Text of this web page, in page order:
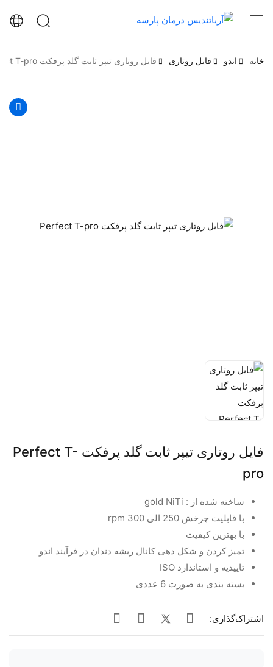
خانه اندو فایل روتاری فایل روتاری تیپر ثابت گلد پرفکت Perfect T-pro
فایل روتاری تیپر ثابت گلد پرفکت Perfect T-
pro
ساخته شده از : gold NiTi
با قابلیت چرخش 250 الی 300 rpm
با بهترین کیفیت
تمیز کردن و شکل دهی کانال ریشه دندان در فرآیند اندو
تاییدیه و استاندارد ISO
بسته بندی به صورت 6 عددی
اشتراک‌گذاری: